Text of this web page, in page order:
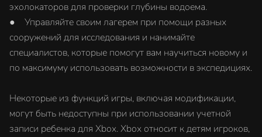
эхолокаторов для проверки глубины водоема.
● Управляйте своим лагерем при помощи разных
сооружений для исследования и нанимайте
специалистов, которые помогут вам научиться новому и
по максимуму использовать возможности в экспедициях.
Некоторые из функций игры, включая модификации,
могут быть недоступны при использовании учетной
записи ребенка для Xbox. Xbox относит к детям игроков,